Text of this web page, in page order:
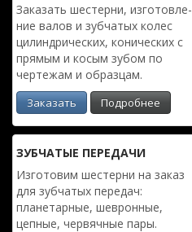
Заказать шестерни, изготовле­
ние валов и зубчатых колес
цилиндри­ческих, конических с
прямым и косым зубом по
чертежам и образцам.
Заказать Подробнее
ЗУБЧАТЫЕ ПЕРЕДАЧИ
Изготовим шестерни на заказ
для зубчатых передач:
планетарные, шевронные,
цепные, червячные пары.